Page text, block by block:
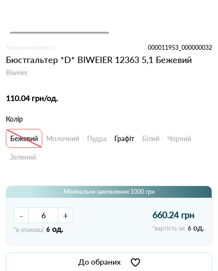
Немає в наявності 000011953_000000032
Бюстгальтер *D* BIWEIER 12363 5,1 Бежевий
Biweier
110.04 грн/од.
Колір
Бежевий Молочний Пудра Графіт Білий Чорний
Зелений
Мінімальне замовлення 1000 грн
- +
*в упаковці 6 од.
660.24 грн
*вартість за: 6 од.
До обраних